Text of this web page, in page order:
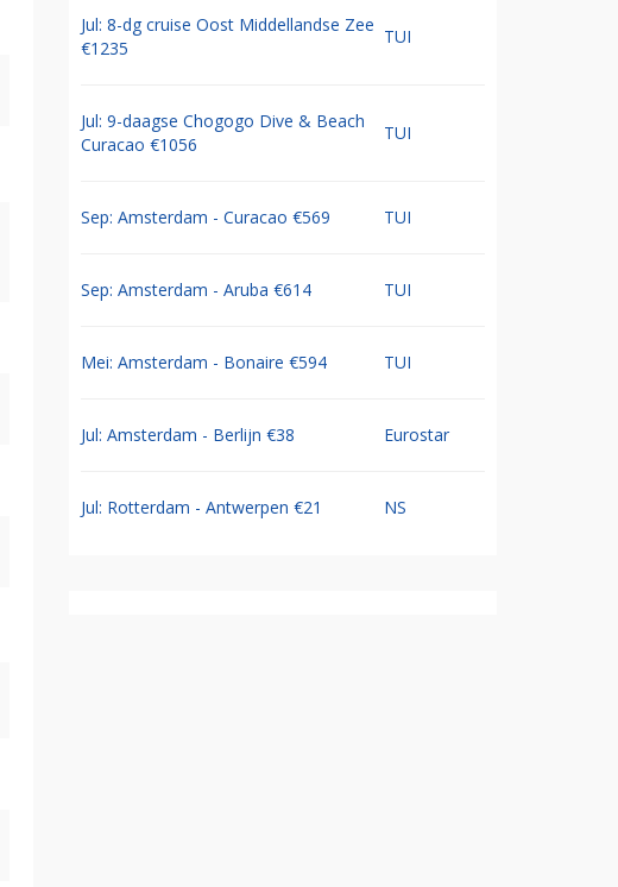
Jul: 8-dg cruise Oost Middellandse Zee
€1235
TUI
Jul: 9-daagse Chogogo Dive & Beach
Curacao €1056
TUI
Sep: Amsterdam - Curacao €569 TUI
Sep: Amsterdam - Aruba €614 TUI
Mei: Amsterdam - Bonaire €594 TUI
Jul: Amsterdam - Berlijn €38 Eurostar
Jul: Rotterdam - Antwerpen €21 NS